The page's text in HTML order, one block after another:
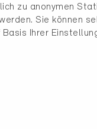
4056
Sàrl
zu anonymen
Sie können
Basis Ihrer